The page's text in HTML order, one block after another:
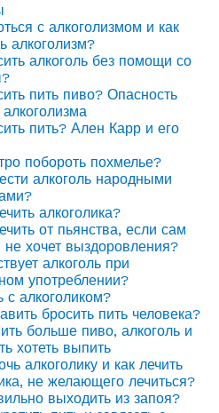
с алкоголизмом и как
алкоголизм?
алкоголь без помощи со
пить пиво? Опасность
пить? Ален Карр и его
побороть похмелье?
алкоголь народными
алкоголика?
от пьянства, если сам
не хочет выздоровления?
алкоголь при
употреблении?
с алкоголиком?
бросить пить человека?
больше пиво, алкоголь и
хотеть выпить
алкоголику и как лечить
не желающего лечиться?
выходить из запоя?